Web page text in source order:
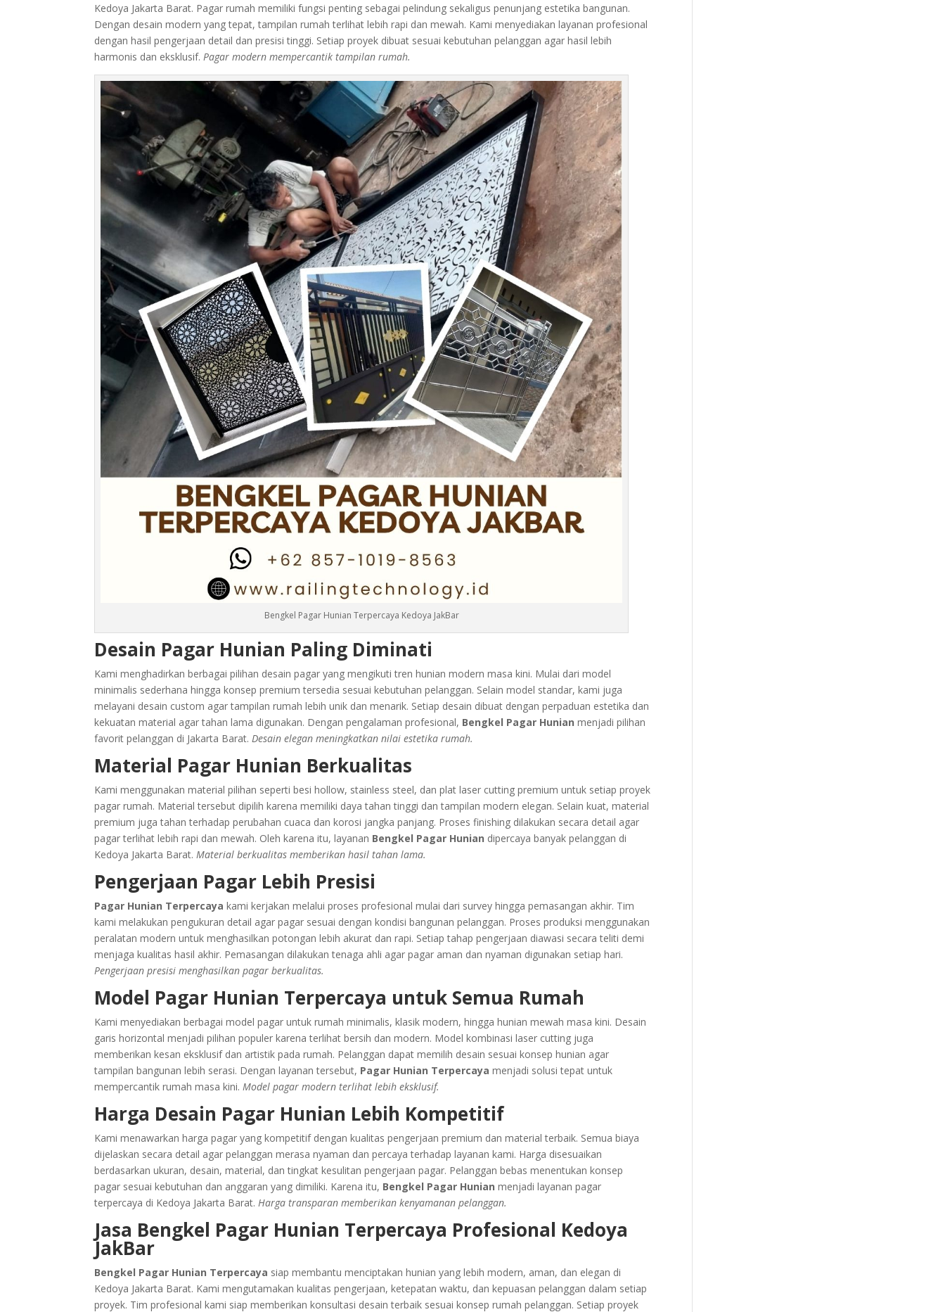
Kedoya Jakarta Barat. Pagar rumah memiliki fungsi penting sebagai pelindung sekaligus penunjang estetika bangunan.
Dengan desain modern yang tepat, tampilan rumah terlihat lebih rapi dan mewah. Kami menyediakan layanan profesional
dengan hasil pengerjaan detail dan presisi tinggi. Setiap proyek dibuat sesuai kebutuhan pelanggan agar hasil lebih
harmonis dan eksklusif. Pagar modern mempercantik tampilan rumah.
Bengkel Pagar Hunian Terpercaya Kedoya JakBar
Desain Pagar Hunian Paling Diminati
Kami menghadirkan berbagai pilihan desain pagar yang mengikuti tren hunian modern masa kini. Mulai dari model
minimalis sederhana hingga konsep premium tersedia sesuai kebutuhan pelanggan. Selain model standar, kami juga
melayani desain custom agar tampilan rumah lebih unik dan menarik. Setiap desain dibuat dengan perpaduan estetika dan
kekuatan material agar tahan lama digunakan. Dengan pengalaman profesional, Bengkel Pagar Hunian menjadi pilihan
favorit pelanggan di Jakarta Barat. Desain elegan meningkatkan nilai estetika rumah.
Material Pagar Hunian Berkualitas
Kami menggunakan material pilihan seperti besi hollow, stainless steel, dan plat laser cutting premium untuk setiap proyek
pagar rumah. Material tersebut dipilih karena memiliki daya tahan tinggi dan tampilan modern elegan. Selain kuat, material
premium juga tahan terhadap perubahan cuaca dan korosi jangka panjang. Proses finishing dilakukan secara detail agar
pagar terlihat lebih rapi dan mewah. Oleh karena itu, layanan Bengkel Pagar Hunian dipercaya banyak pelanggan di
Kedoya Jakarta Barat. Material berkualitas memberikan hasil tahan lama.
Pengerjaan Pagar Lebih Presisi
Pagar Hunian Terpercaya kami kerjakan melalui proses profesional mulai dari survey hingga pemasangan akhir. Tim
kami melakukan pengukuran detail agar pagar sesuai dengan kondisi bangunan pelanggan. Proses produksi menggunakan
peralatan modern untuk menghasilkan potongan lebih akurat dan rapi. Setiap tahap pengerjaan diawasi secara teliti demi
menjaga kualitas hasil akhir. Pemasangan dilakukan tenaga ahli agar pagar aman dan nyaman digunakan setiap hari.
Pengerjaan presisi menghasilkan pagar berkualitas.
Model Pagar Hunian Terpercaya untuk Semua Rumah
Kami menyediakan berbagai model pagar untuk rumah minimalis, klasik modern, hingga hunian mewah masa kini. Desain
garis horizontal menjadi pilihan populer karena terlihat bersih dan modern. Model kombinasi laser cutting juga
memberikan kesan eksklusif dan artistik pada rumah. Pelanggan dapat memilih desain sesuai konsep hunian agar
tampilan bangunan lebih serasi. Dengan layanan tersebut, Pagar Hunian Terpercaya menjadi solusi tepat untuk
mempercantik rumah masa kini. Model pagar modern terlihat lebih eksklusif.
Harga Desain Pagar Hunian Lebih Kompetitif
Kami menawarkan harga pagar yang kompetitif dengan kualitas pengerjaan premium dan material terbaik. Semua biaya
dijelaskan secara detail agar pelanggan merasa nyaman dan percaya terhadap layanan kami. Harga disesuaikan
berdasarkan ukuran, desain, material, dan tingkat kesulitan pengerjaan pagar. Pelanggan bebas menentukan konsep
pagar sesuai kebutuhan dan anggaran yang dimiliki. Karena itu, Bengkel Pagar Hunianmenjadi layanan pagar
terpercaya di Kedoya Jakarta Barat. Harga transparan memberikan kenyamanan pelanggan.
Jasa Bengkel Pagar Hunian Terpercaya Profesional Kedoya
JakBar
Bengkel Pagar Hunian Terpercaya siap membantu menciptakan hunian yang lebih modern, aman, dan elegan di
Kedoya Jakarta Barat. Kami mengutamakan kualitas pengerjaan, ketepatan waktu, dan kepuasan pelanggan dalam setiap
proyek. Tim profesional kami siap memberikan konsultasi desain terbaik sesuai konsep rumah pelanggan. Setiap proyek